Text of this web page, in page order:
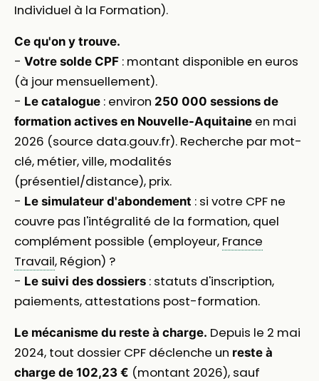
Individuel à la Formation).
Ce qu'on y trouve.
- Votre solde CPF : montant disponible en euros
(à jour mensuellement).
- Le catalogue : environ 250 000 sessions de
formation actives en Nouvelle-Aquitaine en mai
2026 (source data.gouv.fr). Recherche par mot-
clé, métier, ville, modalités
(présentiel/distance), prix.
- Le simulateur d'abondement : si votre CPF ne
couvre pas l'intégralité de la formation, quel
complément possible (employeur, France
Travail, Région) ?
- Le suivi des dossiers : statuts d'inscription,
paiements, attestations post-formation.
Le mécanisme du reste à charge. Depuis le 2 mai
2024, tout dossier CPF déclenche un reste à
charge de 102,23 € (montant 2026), sauf